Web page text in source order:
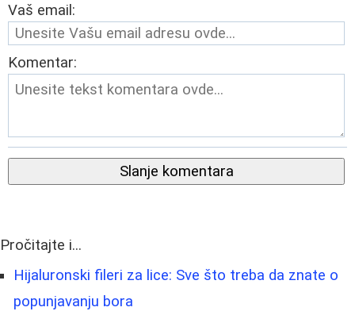
Vaš email:
Komentar:
Slanje komentara
Pročitajte i...
Hijaluronski fileri za lice: Sve što treba da znate o
popunjavanju bora